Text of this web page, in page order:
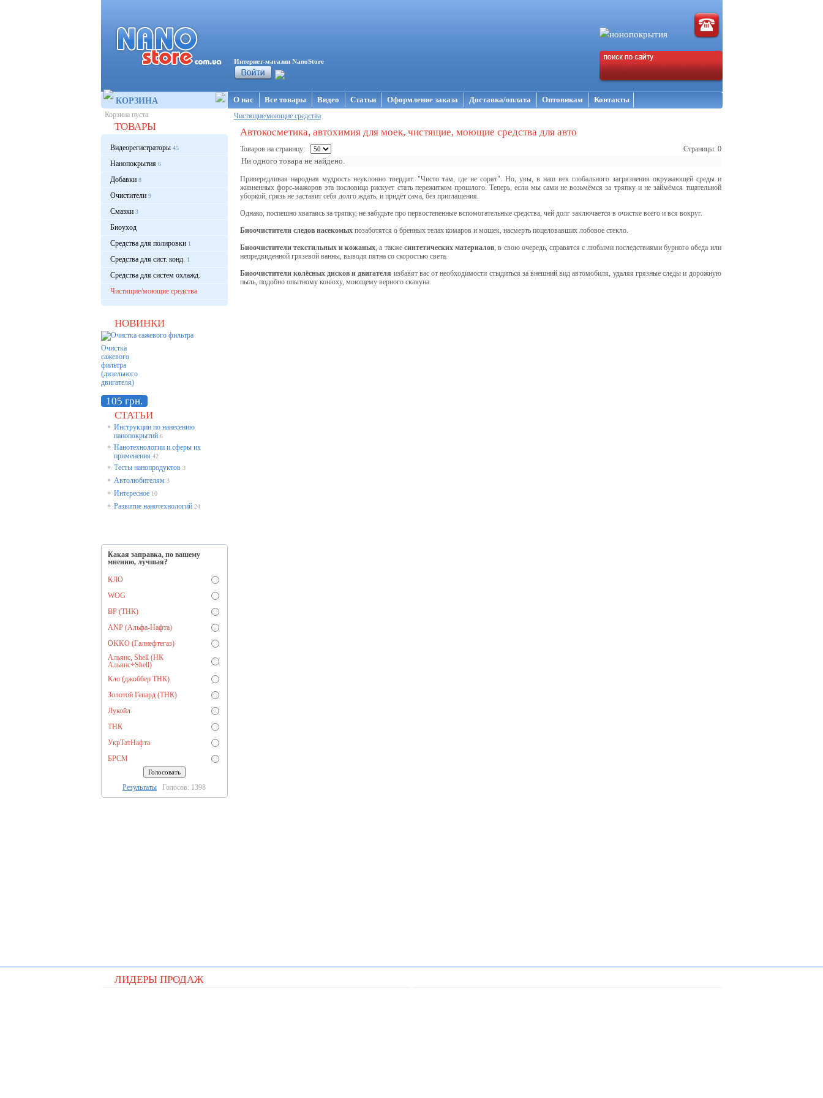
Интернет-магазин NanoStore
КОРЗИНА
Корзина пуста
ТОВАРЫ
Видеорегистраторы45
Нанопокрытия6
Добавки8
Очистители9
Смазки3
Биоуход
Средства для полировки1
Средства для сист. конд. 1
Средства для систем охлажд.
Чистящие/моющие средства
НОВИНКИ
Очистка
сажевого
фильтра
(дизельного
двигателя)
105 грн.
СТАТЬИ
* Инструкции по нанесению
нанопокрытий 6
* Нанотехнологии и сферы их
применения 42
* Тесты нанопродуктов 3
* Автолюбителям 3
* Интересное 10
* Развитие нанотехнологий 24
Какая заправка, по вашему
мнению, лучшая?
КЛО
WOG
BP (ТНК)
ANP (Альфа-Нафта)
OKKO (Галнефтегаз)
Альянс, Shell (НК
Альянс+Shell)
Кло (джоббер ТНК)
Золотой Гепард (ТНК)
Лукойл
ТНК
УкрТатНафта
БРСМ
Результаты Голосов: 1398
О нас Все товары Видео Статьи Оформление заказа Доставка/оплата Оптовикам Контакты
Чистящие/моющие средства
Автокосметика, автохимия для моек, чистящие, моющие средства для авто
Товаров на страницу: Страницы: 0
Ни одного товара не найдено.
Привередливая народная мудрость неуклонно твердит: "Чисто там, где не сорят". Но, увы, в наш век глобального загрязнения окружающей среды и
жизненных форс-мажоров эта пословица рискует стать пережитком прошлого. Теперь, если мы сами не возьмёмся за тряпку и не займёмся тщательной
уборкой, грязь не заставит себя долго ждать, и придёт сама, без приглашения.
Однако, поспешно хватаясь за тряпку, не забудьте про первостепенные вспомогательные средства, чей долг заключается в очистке всего и вся вокруг.
Биоочистители следов насекомыхпозаботятся о бренных телах комаров и мошек, насмерть поцеловавших лобовое стекло.
Биоочистители текстильных и кожаных, а также синтетических материалов, в свою очередь, справятся с любыми последствиями бурного обеда или
непредвиденной грязевой ванны, выводя пятна со скоростью света.
Биоочистители колёсных дисков и двигателя избавят вас от необходимости стыдиться за внешний вид автомобиля, удаляя грязные следы и дорожную
пыль, подобно опытному конюху, моющему верного скакуна.
ЛИДЕРЫ ПРОДАЖ